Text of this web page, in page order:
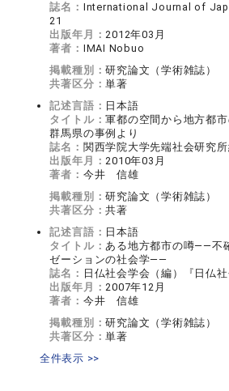
誌名： International Journal of
21
出版年月：2012年03月
著者： IMAI Nobuo
掲載種別：研究論文（学術雑誌）
共著区分：単著
記述言語： 日本語
タイトル：軍都の空間から地方都
群馬県の事例より
誌名： 関西学院大学先端社会研究
出版年月：2010年03月
著者： 今井 信雄
掲載種別：研究論文（学術雑誌）
共著区分：共著
記述言語： 日本語
タイトル：ある地方都市の噂――不
ゼーションの社会学――
誌名： 日仏社会学会（編）『日仏
出版年月：2007年12月
著者： 今井 信雄
掲載種別：研究論文（学術雑誌）
共著区分：単著
全件表示 >>